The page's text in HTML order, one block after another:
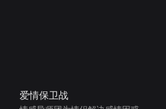
爱情保卫战